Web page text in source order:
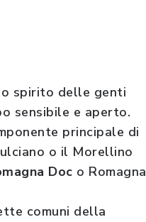
lo spirito delle genti
sensibile e aperto.
principale di
o il Morellino
Doc o Romagna
comuni della